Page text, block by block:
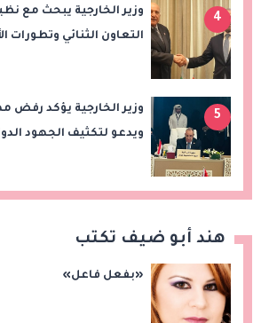
4
وزير الخارجية يبحث مع
التعاون الثنائي وتطورات
5
وزير الخارجية يؤكد رفض
ويدعو لتكثيف الجهود
هند أبو ضيف تكتب
«بفعل فاعل»